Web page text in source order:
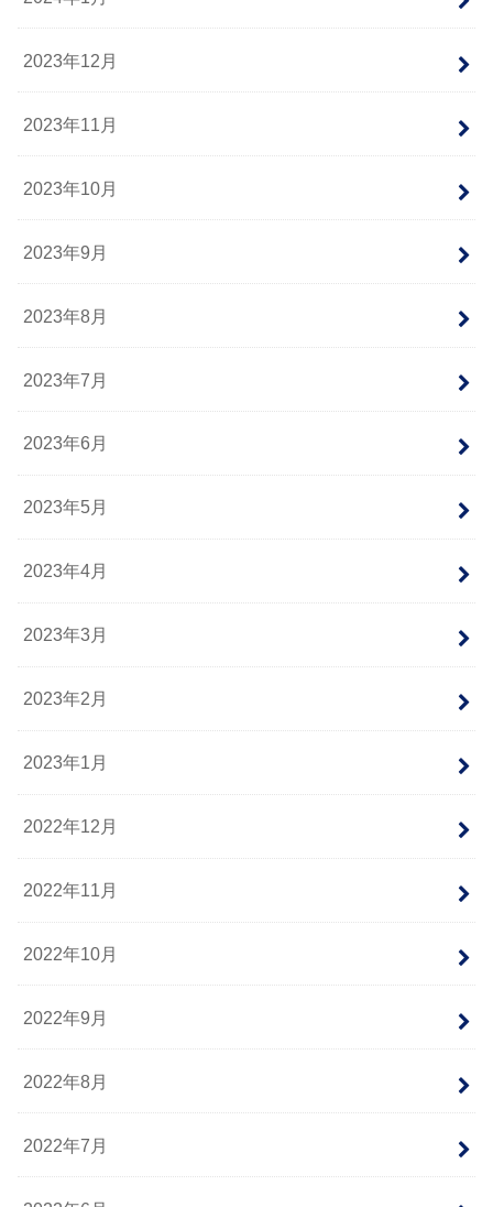
2023年12月
2023年11月
2023年10月
2023年9月
2023年8月
2023年7月
2023年6月
2023年5月
2023年4月
2023年3月
2023年2月
2023年1月
2022年12月
2022年11月
2022年10月
2022年9月
2022年8月
2022年7月